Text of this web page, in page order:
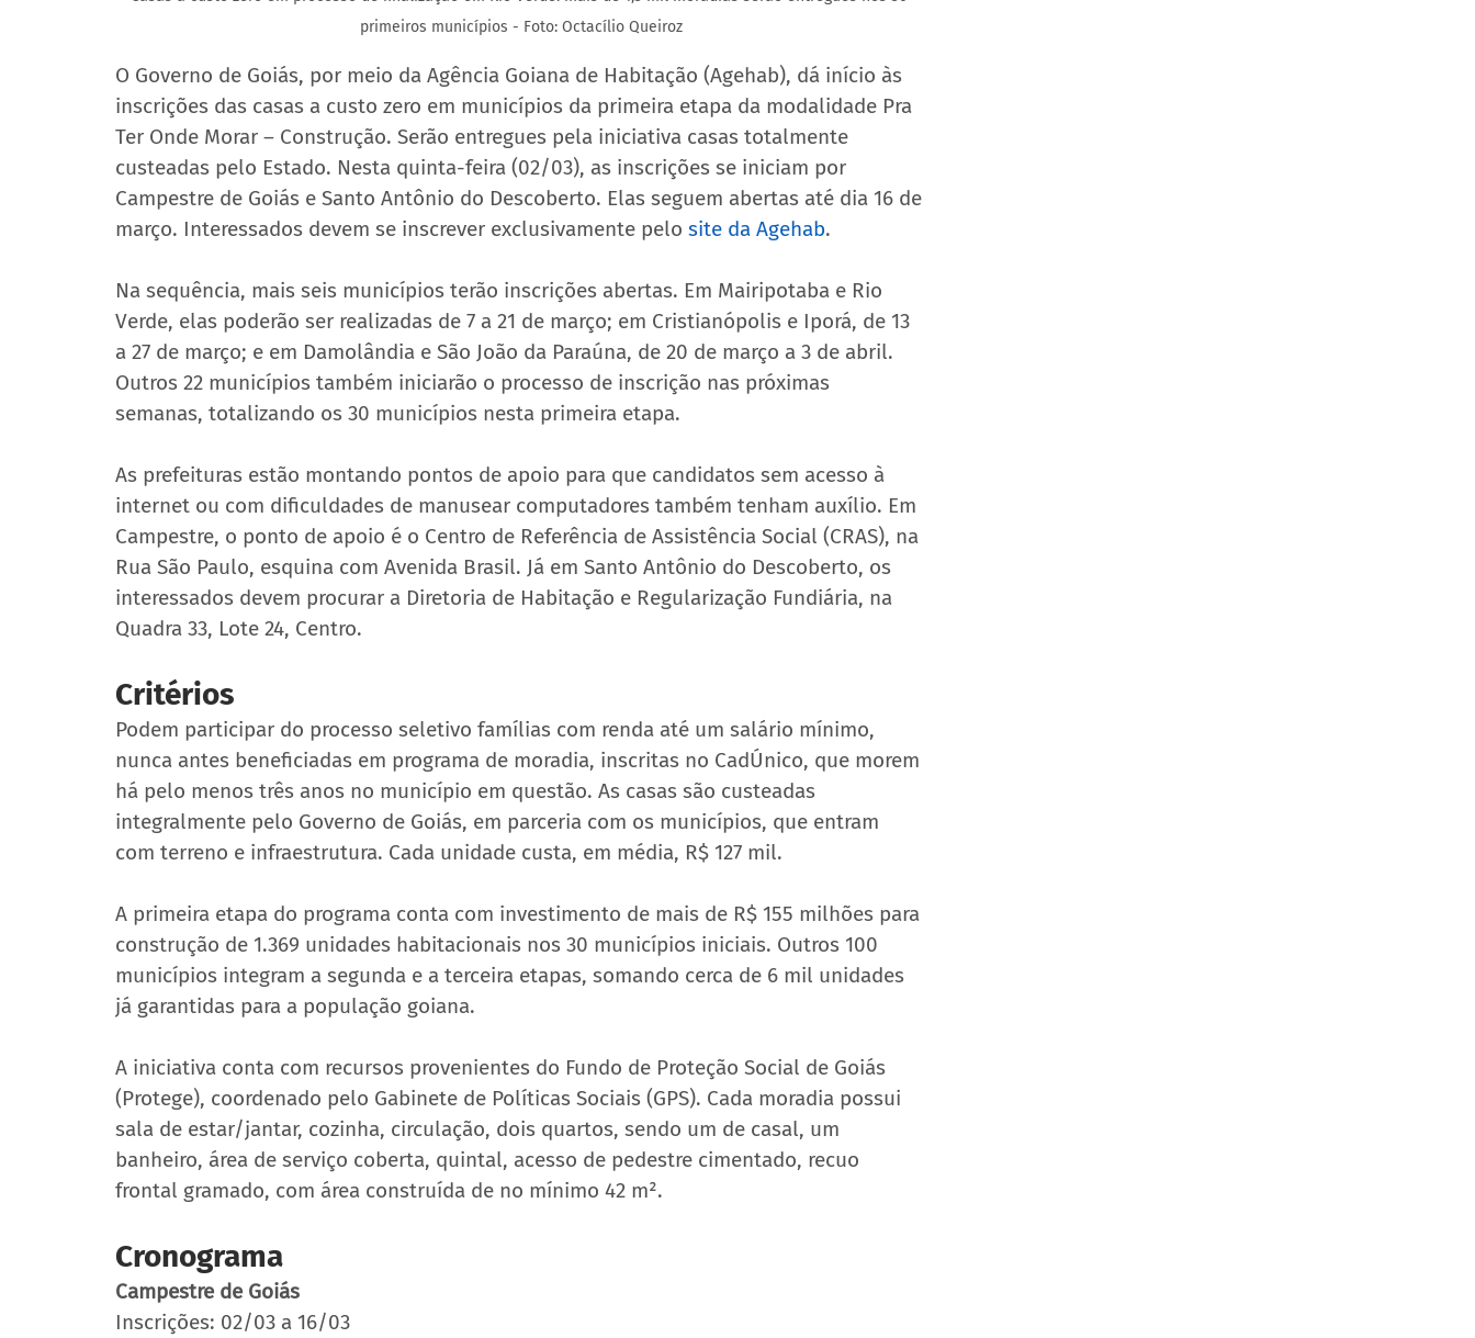
primeiros municípios - Foto: Octacílio Queiroz
O Governo de Goiás, por meio da Agência Goiana de Habitação (Agehab), dá início às
inscrições das casas a custo zero em municípios da primeira etapa da modalidade Pra
Ter Onde Morar – Construção. Serão entregues pela iniciativa casas totalmente
custeadas pelo Estado. Nesta quinta-feira (02/03), as inscrições se iniciam por
Campestre de Goiás e Santo Antônio do Descoberto. Elas seguem abertas até dia 16 de
março. Interessados devem se inscrever exclusivamente pelo site da Agehab.
Na sequência, mais seis municípios terão inscrições abertas. Em Mairipotaba e Rio
Verde, elas poderão ser realizadas de 7 a 21 de março; em Cristianópolis e Iporá, de 13
a 27 de março; e em Damolândia e São João da Paraúna, de 20 de março a 3 de abril.
Outros 22 municípios também iniciarão o processo de inscrição nas próximas
semanas, totalizando os 30 municípios nesta primeira etapa.
As prefeituras estão montando pontos de apoio para que candidatos sem acesso à
internet ou com dificuldades de manusear computadores também tenham auxílio. Em
Campestre, o ponto de apoio é o Centro de Referência de Assistência Social (CRAS), na
Rua São Paulo, esquina com Avenida Brasil. Já em Santo Antônio do Descoberto, os
interessados devem procurar a Diretoria de Habitação e Regularização Fundiária, na
Quadra 33, Lote 24, Centro.
Critérios
Podem participar do processo seletivo famílias com renda até um salário mínimo,
nunca antes beneficiadas em programa de moradia, inscritas no CadÚnico, que morem
há pelo menos três anos no município em questão. As casas são custeadas
integralmente pelo Governo de Goiás, em parceria com os municípios, que entram
com terreno e infraestrutura. Cada unidade custa, em média, R$ 127 mil.
A primeira etapa do programa conta com investimento de mais de R$ 155 milhões para
construção de 1.369 unidades habitacionais nos 30 municípios iniciais. Outros 100
municípios integram a segunda e a terceira etapas, somando cerca de 6 mil unidades
já garantidas para a população goiana.
A iniciativa conta com recursos provenientes do Fundo de Proteção Social de Goiás
(Protege), coordenado pelo Gabinete de Políticas Sociais (GPS). Cada moradia possui
sala de estar/jantar, cozinha, circulação, dois quartos, sendo um de casal, um
banheiro, área de serviço coberta, quintal, acesso de pedestre cimentado, recuo
frontal gramado, com área construída de no mínimo 42 m².
Cronograma
Campestre de Goiás
Inscrições: 02/03 a 16/03